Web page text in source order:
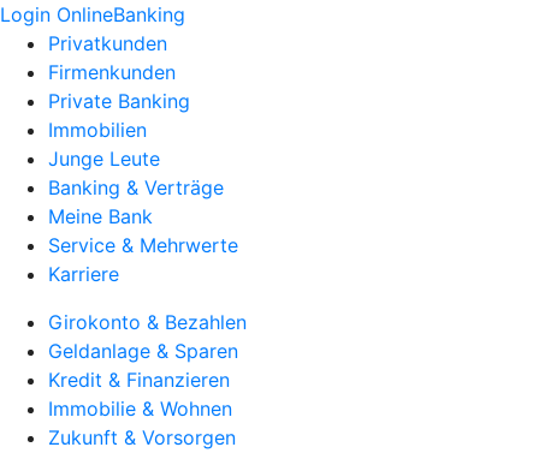
Login OnlineBanking
Privatkunden
Firmenkunden
Private Banking
Immobilien
Junge Leute
Banking & Verträge
Meine Bank
Service & Mehrwerte
Karriere
Girokonto & Bezahlen
Geldanlage & Sparen
Kredit & Finanzieren
Immobilie & Wohnen
Zukunft & Vorsorgen